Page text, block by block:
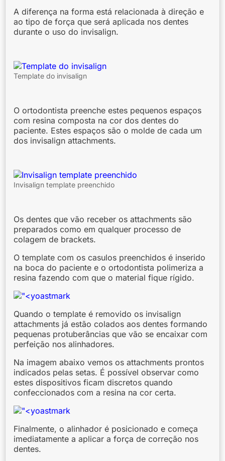
A diferença na forma está relacionada à direção e
ao tipo de força que será aplicada nos dentes
durante o uso do invisalign.
Template do invisalign
O ortodontista preenche estes pequenos espaços
com resina composta na cor dos dentes do
paciente. Estes espaços são o molde de cada um
dos invisalign attachments.
Invisalign template preenchido
Os dentes que vão receber os attachments são
preparados como em qualquer processo de
colagem de brackets.
O template com os casulos preenchidos é inserido
na boca do paciente e o ortodontista polimeriza a
resina fazendo com que o material fique rígido.
Quando o template é removido os invisalign
attachments já estão colados aos dentes formando
pequenas protuberâncias que vão se encaixar com
perfeição nos alinhadores.
Na imagem abaixo vemos os attachments prontos
indicados pelas setas. É possível observar como
estes dispositivos ficam discretos quando
confeccionados com a resina na cor certa.
Finalmente, o alinhador é posicionado e começa
imediatamente a aplicar a força de correção nos
dentes.